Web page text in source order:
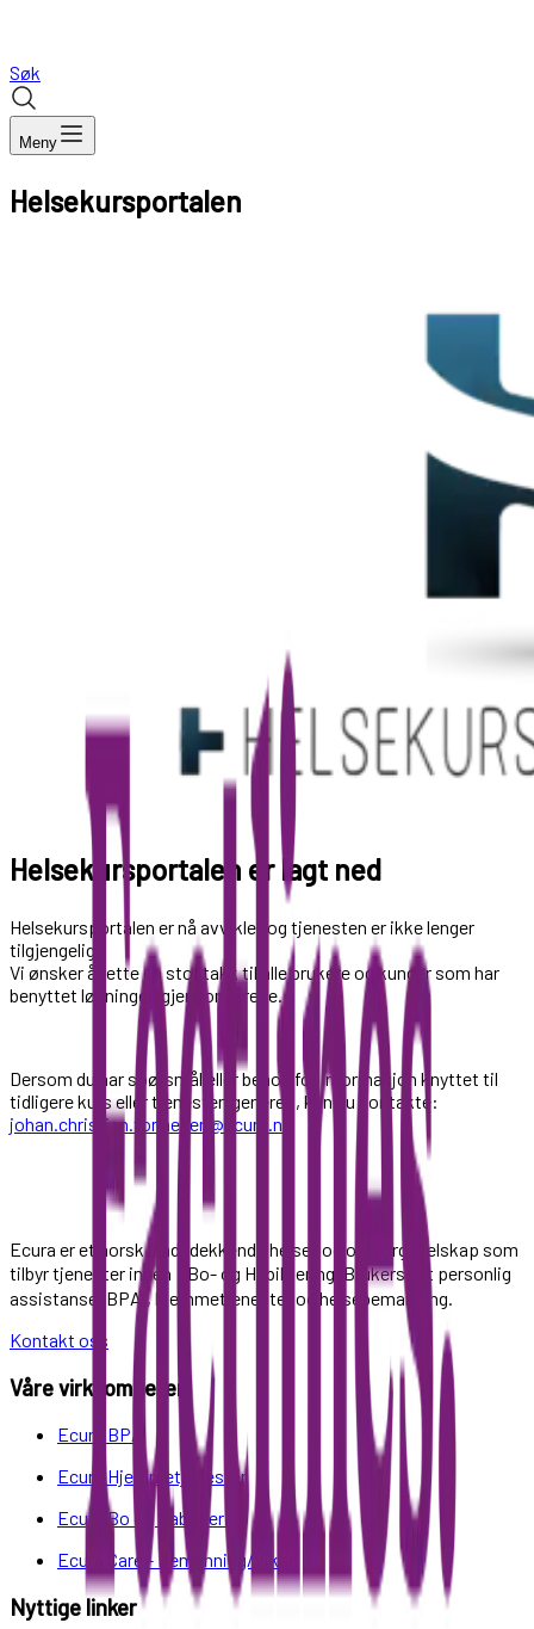
Søk
Meny
Helsekursportalen
Helsekursportalen er lagt ned
Helsekursportalen er nå avviklet og tjenesten er ikke lenger
tilgjengelig.
Vi ønsker å rette en stor takk til alle brukere og kunder som har
benyttet løsningen gjennom årene.
Dersom du har spørsmål eller behov for informasjon knyttet til
tidligere kurs eller tjenesten generelt, kan du kontakte:
johan.christian.tonnesen@ecura.no
Ecura er et norsk landsdekkende helse- og omsorgsselskap som
tilbyr tjenester innen Bo- og Habilitering, Brukerstyrt personlig
assistanse (BPA), hjemmetjenester og helsebemanning.
Kontakt oss
Våre virksomheter
Ecura BPA
Ecura Hjemmetjenester
Ecura Bo og Habilitering
Ecura Care - Bemanning/Vikar
Nyttige linker